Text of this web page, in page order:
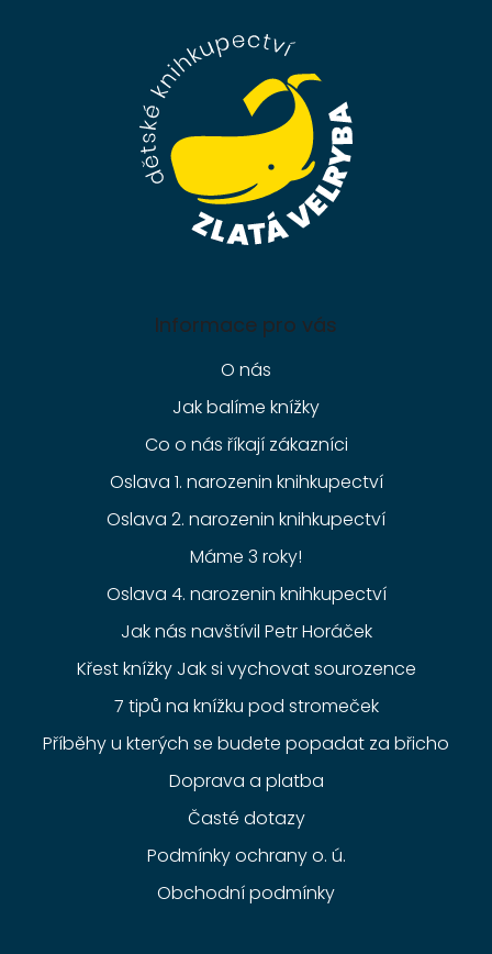
Informace pro vás
O nás
Jak balíme knížky
Co o nás říkají zákazníci
Oslava 1. narozenin knihkupectví
Oslava 2. narozenin knihkupectví
Máme 3 roky!
Oslava 4. narozenin knihkupectví
Jak nás navštívil Petr Horáček
Křest knížky Jak si vychovat sourozence
7 tipů na knížku pod stromeček
Příběhy u kterých se budete popadat za břicho
Doprava a platba
Časté dotazy
Podmínky ochrany o. ú.
Obchodní podmínky